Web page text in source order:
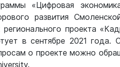
«Цифровая
развития
проекта
в сентябре 2021 года.
о проекте можно